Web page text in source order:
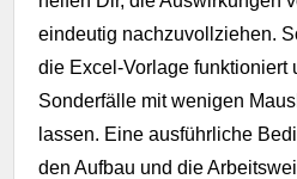
eindeutig nachzuvollziehen.
die Excel-Vorlage funktioniert
Sonderfälle mit wenigen
lassen. Eine ausführliche
den Aufbau und die